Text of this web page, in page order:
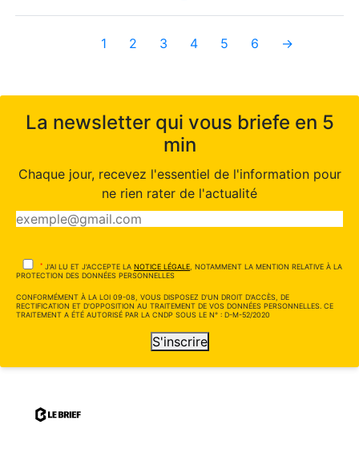
1 2 3 4 5 6 →
La newsletter qui vous briefe en 5
min
Chaque jour, recevez l'essentiel de l'information pour
ne rien rater de l'actualité
* J'AI LU ET J'ACCEPTE LA NOTICE LÉGALE , NOTAMMENT LA MENTION RELATIVE À LA
PROTECTION DES DONNÉES PERSONNELLES
CONFORMÉMENT À LA LOI 09-08, VOUS DISPOSEZ D'UN DROIT D'ACCÈS, DE
RECTIFICATION ET D'OPPOSITION AU TRAITEMENT DE VOS DONNÉES PERSONNELLES. CE
TRAITEMENT A ÉTÉ AUTORISÉ PAR LA CNDP SOUS LE N° : D-M-52/2020
S'inscrire